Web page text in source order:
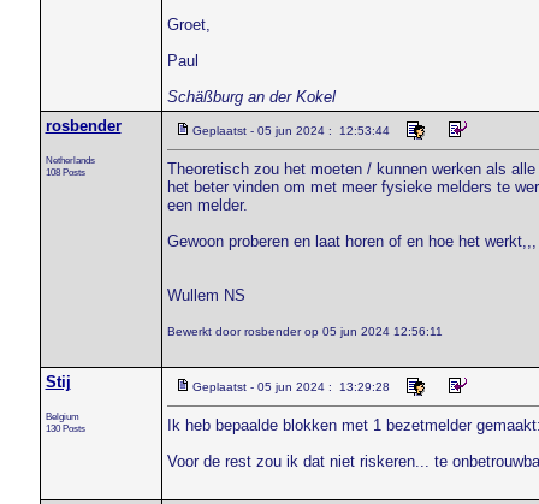
Groet,
Paul
Schäßburg an der Kokel
rosbender
Netherlands
108 Posts
Geplaatst - 05 jun 2024 : 12:53:44
Theoretisch zou het moeten / kunnen werken als
het beter vinden om met meer fysieke melders te
een melder.
Gewoon proberen en laat horen of en hoe het
Wullem NS
Bewerkt door rosbender op 05 jun 2024 12:56:11
Stij
Belgium
130 Posts
Geplaatst - 05 jun 2024 : 13:29:28
Ik heb bepaalde blokken met 1 bezetmelder
Voor de rest zou ik dat niet riskeren... te